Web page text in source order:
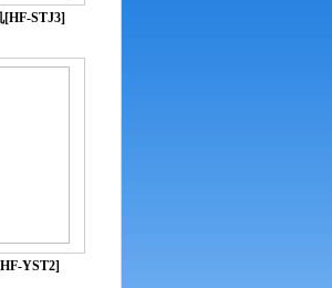
[HF-STJ3]
YST2]